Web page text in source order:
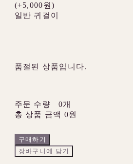
(+5,000원)
일반 귀걸이
품절된 상품입니다.
주문 수량
0개
총 상품 금액 0원
구매하기
장바구니에 담기